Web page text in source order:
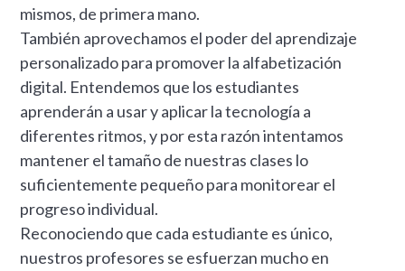
mismos, de primera mano.
También aprovechamos el poder del aprendizaje
personalizado para promover la alfabetización
digital. Entendemos que los estudiantes
aprenderán a usar y aplicar la tecnología a
diferentes ritmos, y por esta razón intentamos
mantener el tamaño de nuestras clases lo
suficientemente pequeño para monitorear el
progreso individual.
Reconociendo que cada estudiante es único,
nuestros profesores se esfuerzan mucho en